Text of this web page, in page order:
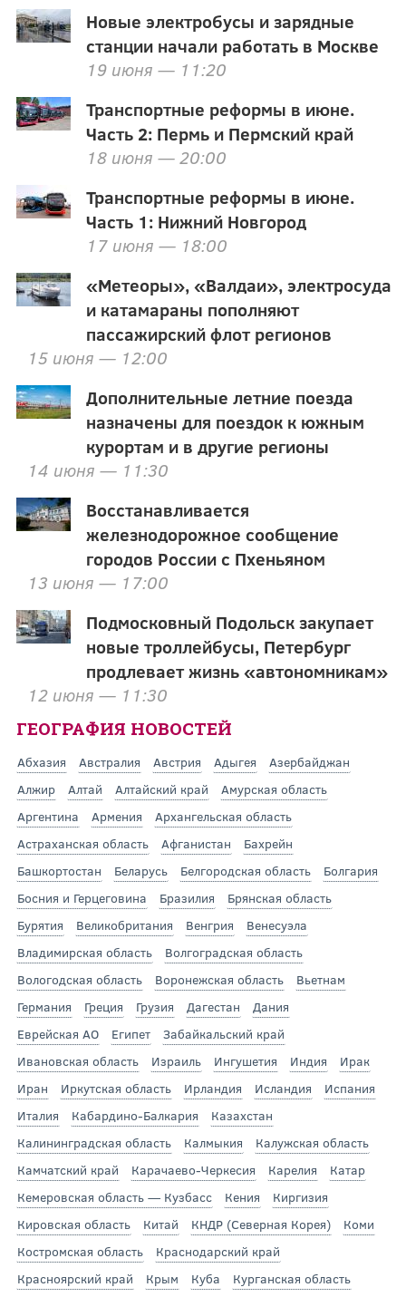
Новые электробусы и зарядные
станции начали работать в Москве
19 июня — 11:20
Транспортные реформы в июне.
Часть 2: Пермь и Пермский край
18 июня — 20:00
Транспортные реформы в июне.
Часть 1: Нижний Новгород
17 июня — 18:00
«Метеоры», «Валдаи», электросуда
и катамараны пополняют
пассажирский флот регионов
15 июня — 12:00
Дополнительные летние поезда
назначены для поездок к южным
курортам и в другие регионы
14 июня — 11:30
Восстанавливается
железнодорожное сообщение
городов России с Пхеньяном
13 июня — 17:00
Подмосковный Подольск закупает
новые троллейбусы, Петербург
продлевает жизнь «автономникам»
12 июня — 11:30
ГЕОГРАФИЯ НОВОСТЕЙ
Абхазия Австралия Австрия Адыгея
Азербайджан
Алжир
Алтай Алтайский край
Амурская область
Аргентина
Армения
Архангельская область
Астраханская область
Афганистан
Бахрейн
Башкортостан
Беларусь Белгородская область
Болгария
Босния и Герцеговина
Бразилия
Брянская область
Бурятия
Великобритания Венгрия
Венесуэла
Владимирская область
Волгоградская область
Вологодская область
Воронежская область
Вьетнам
Германия
Греция Грузия Дагестан
Дания
Еврейская АО
Египет
Забайкальский край
Ивановская область
Израиль Ингушетия Индия
Ирак
Иран
Иркутская область Ирландия Исландия
Испания
Италия
Кабардино-Балкария
Казахстан
Калининградская область
Калмыкия
Калужская область
Камчатский край
Карачаево-Черкесия Карелия
Катар
Кемеровская область — Кузбасс
Кения
Киргизия
Кировская область
Китай КНДР (Северная Корея)
Коми
Костромская область
Краснодарский край
Красноярский край
Крым Куба
Курганская область